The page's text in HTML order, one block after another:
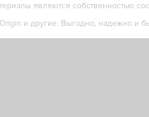
являются собственностью
и другие. Выгодно, надежно и